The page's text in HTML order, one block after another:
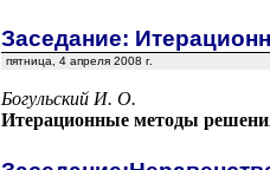
Заседание:
пятница, 4 апреля 2008 г.
Богульский И. О.
Итерационные методы